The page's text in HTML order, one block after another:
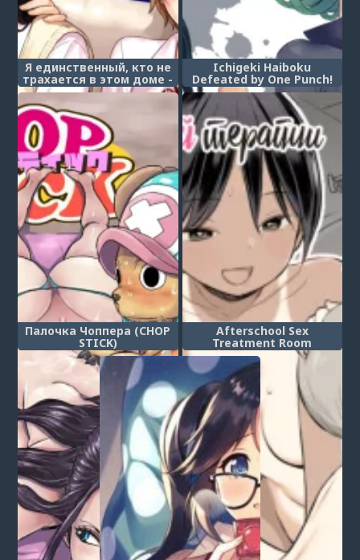
Я единственный, кто не
трахается в этом доме -
Глава 1 (I‘m the Only One
That Can’t Get Laid in This
House)
Ichigeki Haiboku
Defeated by One Punch!
Палочка Чоппера (CHOP
STICK)
Afterschool Sex
Treatment Room
(Кабинет сексуальной
терапии)